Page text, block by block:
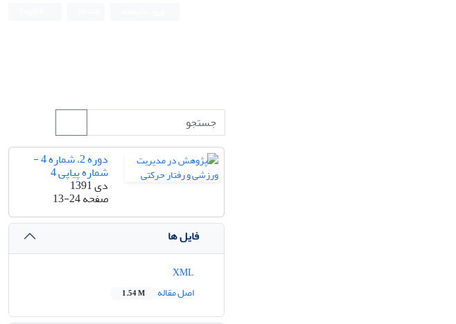
دوره 2، شماره 4 -
شماره پیاپی 4
دی 1391
صفحه13-24
فایل ها
اصل مقاله
1.54 M